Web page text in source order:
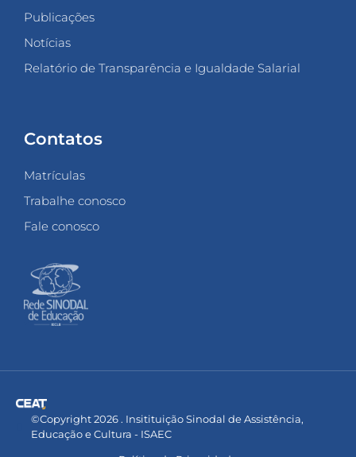
Publicações
Notícias
Relatório de Transparência e Igualdade Salarial
Contatos
Matrículas
Trabalhe conosco
Fale conosco
©Copyright 2026 . Insitituição Sinodal de Assistência,
Educação e Cultura - ISAEC